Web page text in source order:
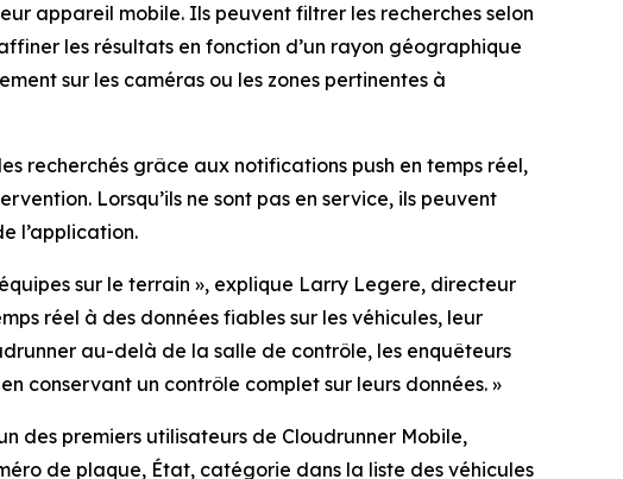
appareil mobile. Ils peuvent filtrer les recherches selon
les résultats en fonction d’un rayon géographique
sur les caméras ou les zones pertinentes à
recherchés grâce aux notifications push en temps réel,
Lorsqu’ils ne sont pas en service, ils peuvent
l’application.
sur le terrain », explique Larry Legere, directeur
réel à des données fiables sur les véhicules, leur
au-delà de la salle de contrôle, les enquêteurs
conservant un contrôle complet sur leurs données. »
des premiers utilisateurs de Cloudrunner Mobile,
de plaque, État, catégorie dans la liste des véhicules